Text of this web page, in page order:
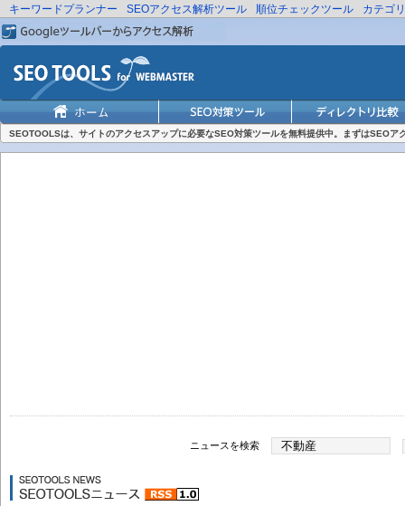
キーワードプランナー SEOアクセス解析ツール 順位チェックツール カテゴ
SEOTOOLSは、サイトのアクセスアップに必要なSEO対策ツールを無料提供中。まずはSEOア
ニュースを検索